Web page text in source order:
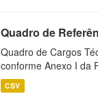
Quadro de
Quadro de Cargos
conforme Anexo I da
CSV